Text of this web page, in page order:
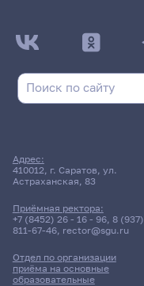
Адрес:
410012, г. Саратов, ул.
Астраханская, 83
Приёмная ректора:
+7 (8452) 26 - 16 - 96, 8 (937)
811-67-46, rector@sgu.ru
Отдел по организации
приёма на основные
образовательные